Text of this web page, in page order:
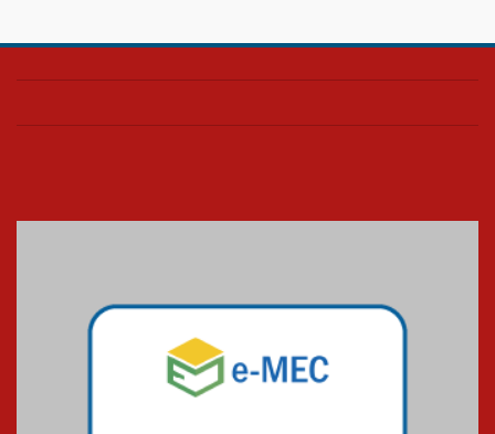
Confira como foi o culto mensal
Mackenzie mobiliza campanha
solidária para apoiar famílias em
Minas Gerais